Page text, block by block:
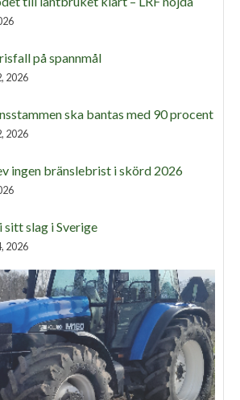
på spannmål
2026
ska bantas med 90 procent
2026
ingen bränslebrist i skörd 2026
sitt slag i Sverige
2026